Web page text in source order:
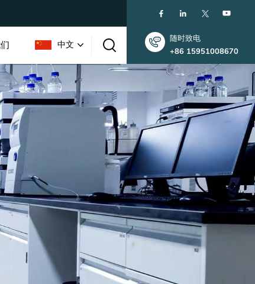
中文
English
中文
随时致电
+86 15951008670